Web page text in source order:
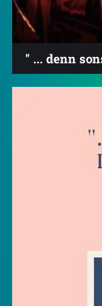
" ... denn